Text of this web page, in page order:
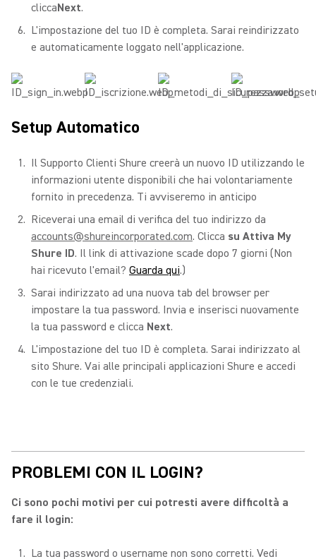
cliccaNext.
L'impostazione del tuo ID è completa. Sarai reindirizzato
e automaticamente loggato nell'applicazione.
Setup Automatico
Il Supporto Clienti Shure creerà un nuovo ID utilizzando le
informazioni utente disponibili che hai volontariamente
fornito in precedenza. Ti avviseremo in anticipo
Riceverai una email di verifica del tuo indirizzo da
accounts@shureincorporated.com. Clicca su Attiva My
Shure ID. Il link di attivazione scade dopo 7 giorni (Non
hai ricevuto l'email? Guarda qui.)
Sarai indirizzato ad una nuova tab del browser per
impostare la tua password. Invia e inserisci nuovamente
la tua password e clicca Next.
L'impostazione del tuo ID è completa. Sarai indirizzato al
sito Shure. Vai alle principali applicazioni Shure e accedi
con le tue credenziali.
PROBLEMI CON IL LOGIN?
Ci sono pochi motivi per cui potresti avere difficoltà a
fare il login:
La tua password o username non sono corretti. Vedi